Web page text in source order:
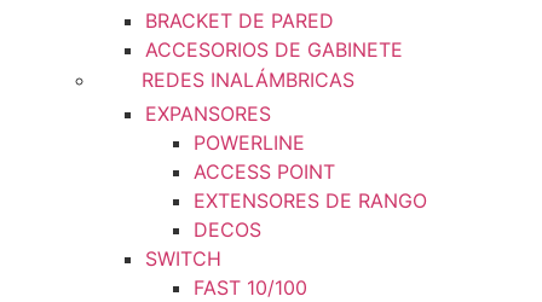
BRACKET DE PARED
ACCESORIOS DE GABINETE
REDES INALÁMBRICAS
EXPANSORES
POWERLINE
ACCESS POINT
EXTENSORES DE RANGO
DECOS
SWITCH
FAST 10/100